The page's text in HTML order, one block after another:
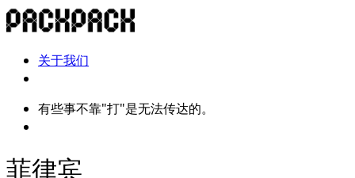
关于我们
有些事不靠"打"是无法传达的。
菲律宾